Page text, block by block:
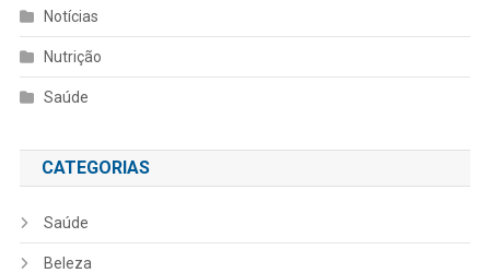
Notícias
Nutrição
Saúde
CATEGORIAS
Saúde
Beleza